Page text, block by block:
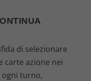
di selezionare
carte azione nei
ogni turno,